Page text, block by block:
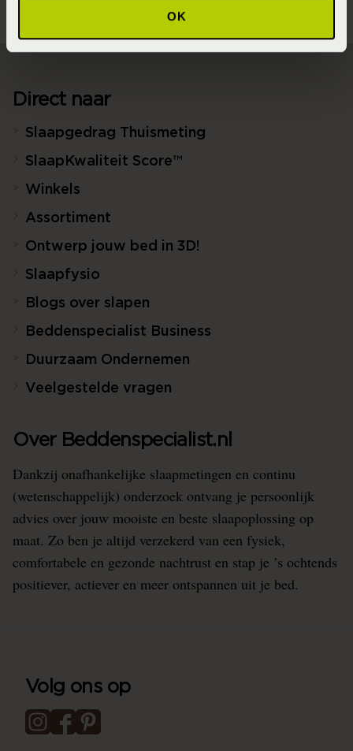
OK
Direct naar
Slaapgedrag Thuismeting
SlaapKwaliteit Score™
Winkels
Assortiment
Ontwerp jouw bed in 3D!
Slaapfysio
Blogs over slapen
Beddenspecialist Business
Duurzaam Ondernemen
Veelgestelde vragen
Over Beddenspecialist.nl
Dankzij onafhankelijke slaapmetingen en continu
(wetenschappelijk) onderzoek ontvang je persoonlijk
advies over jouw mooiste en beste slaapoplossing op
maat. Zo ben je altijd verzekerd van een fysiek,
comfortabele en gezonde nachtrust en stap je ’s ochtends
positiever, actiever en meer ontspannen uit je bed.
Volg ons op